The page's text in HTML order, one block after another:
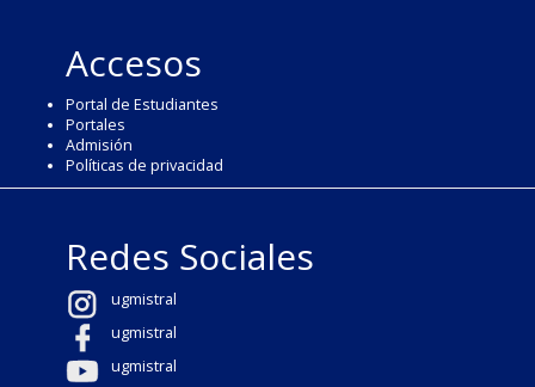
Accesos
Portal de Estudiantes
Portales
Admisión
Políticas de privacidad
Redes Sociales
ugmistral
ugmistral
ugmistral